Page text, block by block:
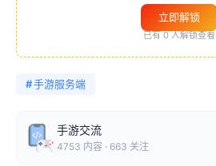
立即解锁
已有 0 人解锁查看
#手游服务端
手游交流
4753 内容 · 663 关注